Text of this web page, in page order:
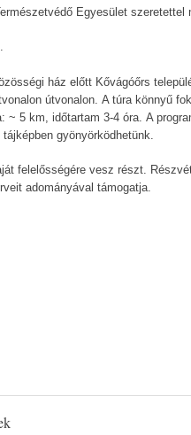
Egyesület
ház előtt Kővágóőrs
útvonalon. A túra könnyű
~ 5 km, időtartam 3-4 óra. A
gyönyörködhetünk.
felelősségére vesz részt.
adományával támogatja.